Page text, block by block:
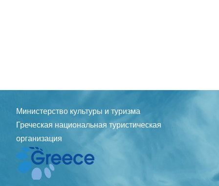
Министерство культуры и туризма
Греческая национальная туристическая
организация